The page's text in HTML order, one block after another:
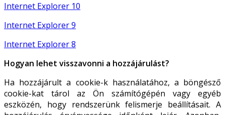
Internet Explorer 10
Internet Explorer 9
Internet Explorer 8
Hogyan lehet visszavonni a hozzájárulást?
Ha hozzájárult a cookie-k használatához, a böngésző
cookie-kat tárol az Ön számítógépén vagy egyéb
eszközén, hogy rendszerünk felismerje beállításait. A